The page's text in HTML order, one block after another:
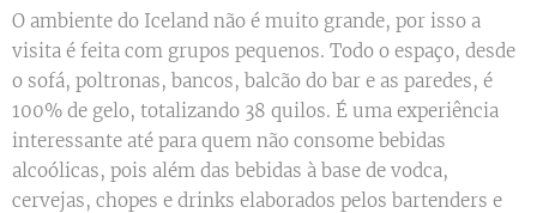
O ambiente do Iceland não é muito grande, por isso a
visita é feita com grupos pequenos. Todo o espaço, desde
o sofá, poltronas, bancos, balcão do bar e as paredes, é
100% de gelo, totalizando 38 quilos. É uma experiência
interessante até para quem não consome bebidas
alcoólicas, pois além das bebidas à base de vodca,
cervejas, chopes e drinks elaborados pelos bartenders e